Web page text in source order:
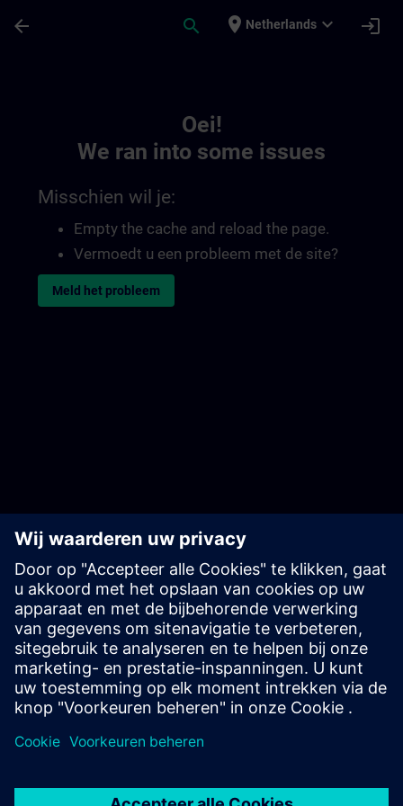
arrow_back search place Netherlands expand_more login
Oei!
We ran into some issues
Misschien wil je:
Empty the cache and reload the page.
Vermoedt u een probleem met de site?
Meld het probleem